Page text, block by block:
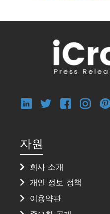
자원
회사 소개
개인 정보 정책
이용약관